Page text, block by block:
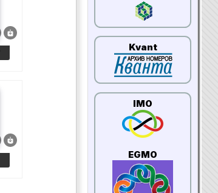
Kvant
IMO
EGMO